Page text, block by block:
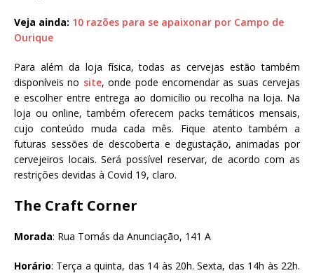
Veja ainda: 10 razões para se apaixonar por Campo de
Ourique
Para além da loja física, todas as cervejas estão também
disponíveis no site, onde pode encomendar as suas cervejas
e escolher entre entrega ao domicílio ou recolha na loja. Na
loja ou online, também oferecem packs temáticos mensais,
cujo conteúdo muda cada mês. Fique atento também a
futuras sessões de descoberta e degustação, animadas por
cervejeiros locais. Será possível reservar, de acordo com as
restrições devidas à Covid 19, claro.
The Craft Corner
Morada: Rua Tomás da Anunciação, 141 A
Horário: Terça a quinta, das 14 às 20h. Sexta, das 14h às 22h.